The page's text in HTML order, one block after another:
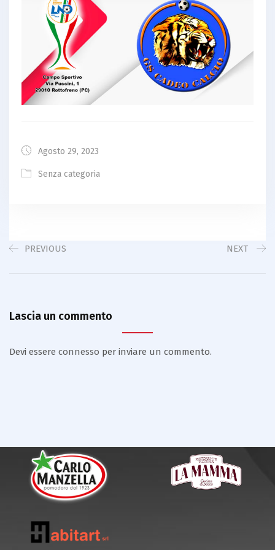
Agosto 29, 2023
Senza categoria
PREVIOUS NEXT
Lascia un commento
Devi essere connesso per inviare un commento.